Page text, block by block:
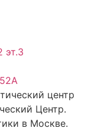
эт.3
Центр.
в Москве.